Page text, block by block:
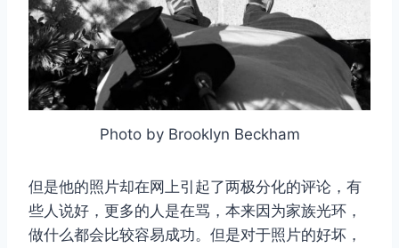
Photo by Brooklyn Beckham
但是他的照片却在网上引起了两极分化的评论，有
些人说好，更多的人是在骂，本来因为家族光环，
做什么都会比较容易成功。但是对于照片的好坏，